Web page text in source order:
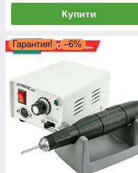
Купити
Гарантия! –6%